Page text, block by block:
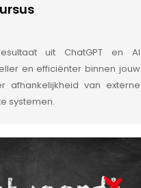
uit ChatGPT en AI
en efficiënter binnen jouw
afhankelijkheid van externe
systemen.